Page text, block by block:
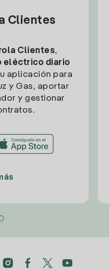
Clientes
Clientes,
eléctrico diario
aplicación para
y Gas, aportar
y gestionar